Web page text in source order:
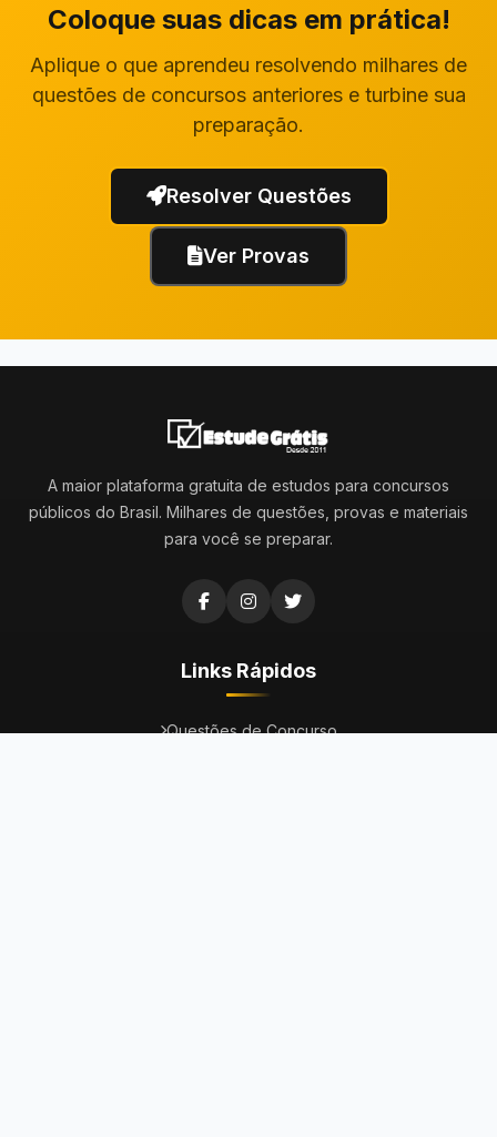
Coloque suas dicas em prática!
Aplique o que aprendeu resolvendo milhares de
questões de concursos anteriores e turbine sua
preparação.
Resolver Questões
Ver Provas
A maior plataforma gratuita de estudos para concursos
públicos do Brasil. Milhares de questões, provas e materiais
para você se preparar.
Links Rápidos
Questões de Concurso